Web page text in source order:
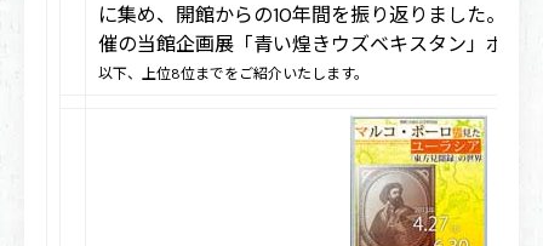
に集め、開館からの10年間を振り返りました。
催の当館企画展「青い煌きウズベキスタン」ポス
以下、上位8位までをご紹介いたします。